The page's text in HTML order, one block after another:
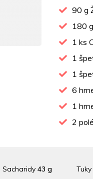
90 g
180
1 ks
1
1
6
1
2
Sacharidy 43 g